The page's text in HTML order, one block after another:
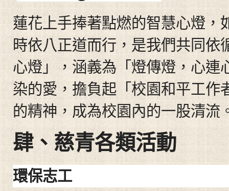
蓮花上手捧著點燃的智慧心燈
時依八正道而行，是我們共同
心燈」，涵義為「燈傳燈，心
染的愛，擔負起「校園和平工
的精神，成為校園內的一股清流
肆、 慈青各類活動
環保志工